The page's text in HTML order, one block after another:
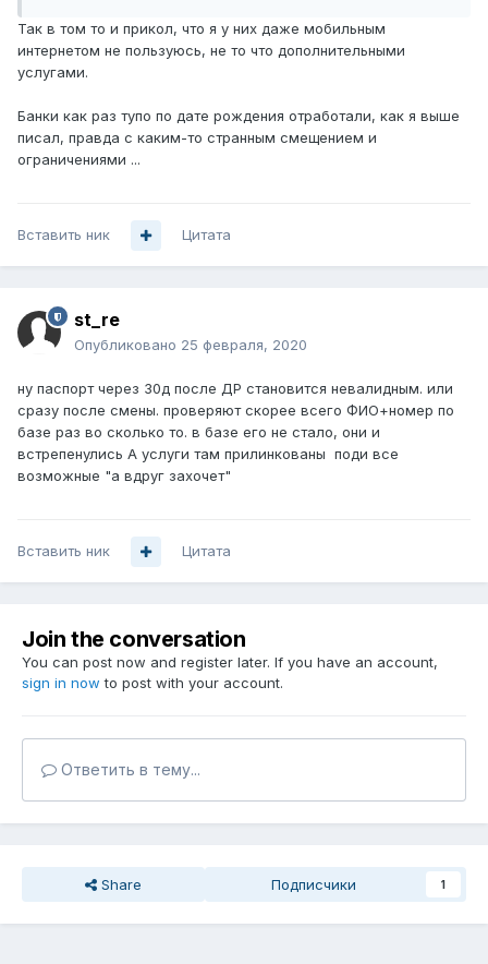
Так в том то и прикол, что я у них даже мобильным
интернетом не пользуюсь, не то что дополнительными
услугами.
Банки как раз тупо по дате рождения отработали, как я выше
писал, правда с каким-то странным смещением и
ограничениями ...
Вставить ник Цитата
st_re
Опубликовано 25 февраля, 2020
ну паспорт через 30д после ДР становится невалидным. или
сразу после смены. проверяют скорее всего ФИО+номер по
базе раз во сколько то. в базе его не стало, они и
встрепенулись А услуги там прилинкованы поди все
возможные "а вдруг захочет"
Вставить ник Цитата
Join the conversation
You can post now and register later. If you have an account,
sign in now to post with your account.
Ответить в тему...
Share Подписчики 1